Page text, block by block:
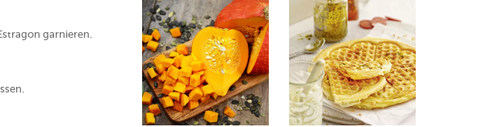
garnieren.